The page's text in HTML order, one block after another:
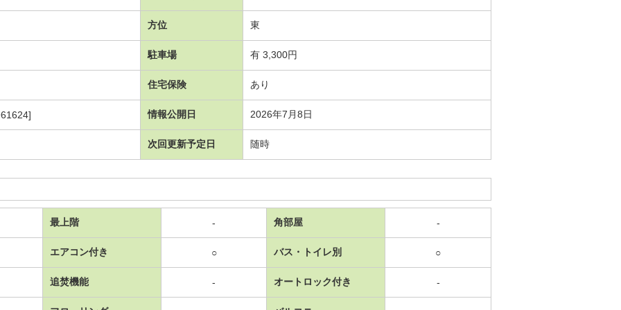
方位 東
駐車場 有 3,300円
住宅保険 あり
情報公開日 2026年7月8日
次回更新予定日 随時
最上階 - 角部屋 -
エアコン付き ○ バス・トイレ別 ○
追焚機能 - オートロック付き -